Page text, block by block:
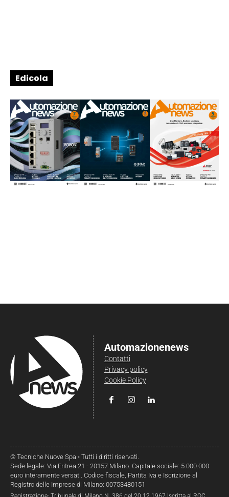
Edicola
Automazionenews
Contatti
Privacy policy
Cookie Policy
© Tecniche Nuove Spa • Tutti i diritti riservati.
Sede legale: Via Eritrea 21 - 20157 Milano. Capitale sociale: 5.000.000
euro interamente versati. Codice fiscale, Partita Iva e Iscrizione al
Registro delle Imprese di Milano: 00753480151